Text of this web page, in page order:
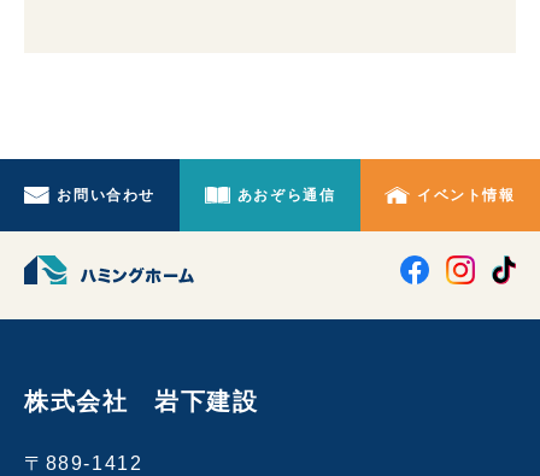
お問い合わせ あおぞら通信 イベント情報
株式会社 岩下建設
〒889-1412